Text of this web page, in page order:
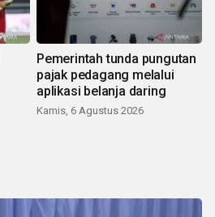
Pemerintah tunda pungutan
pajak pedagang melalui
aplikasi belanja daring
Kamis, 6 Agustus 2026